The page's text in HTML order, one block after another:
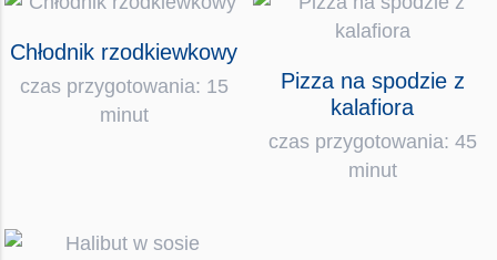
Chłodnik rzodkiewkowy
czas przygotowania: 15
minut
Pizza na spodzie z
kalafiora
czas przygotowania: 45
minut